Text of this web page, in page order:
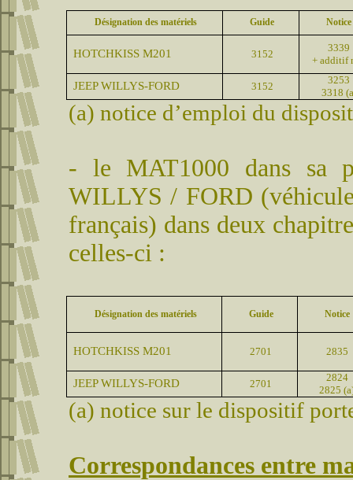
Désignation des matériels Guide Notice
HOTCHKISS M201 3152
3339
+ additif
JEEP WILLYS-FORD 3152
3253
3318
(a) notice d’emploi du
- le MAT1000 dans sa
WILLYS / FORD
français) dans deux
celles-ci :
Désignation des matériels Guide Notice
HOTCHKISS M201 2701 2835
JEEP WILLYS-FORD 2701
2824
2825
(a) notice sur le dispositif
Correspondances entre